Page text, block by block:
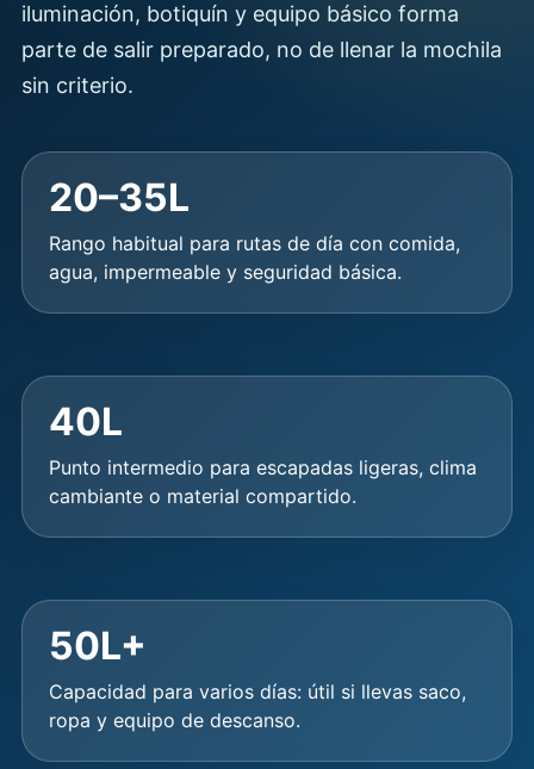
iluminación, botiquín y equipo básico forma
parte de salir preparado, no de llenar la mochila
sin criterio.
20–35L
Rango habitual para rutas de día con comida,
agua, impermeable y seguridad básica.
40L
Punto intermedio para escapadas ligeras, clima
cambiante o material compartido.
50L+
Capacidad para varios días: útil si llevas saco,
ropa y equipo de descanso.